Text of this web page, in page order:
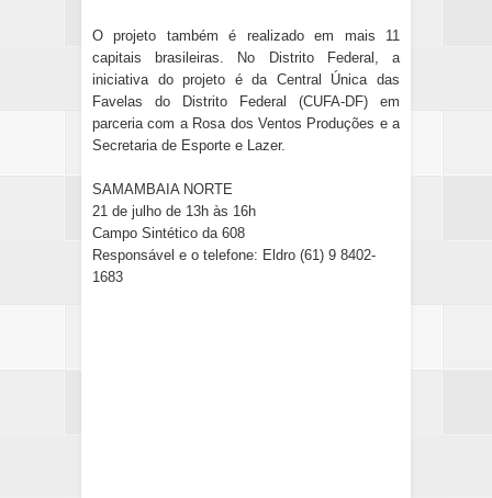
O projeto também é realizado em mais 11
capitais brasileiras. No Distrito Federal, a
iniciativa do projeto é da Central Única das
Favelas do Distrito Federal (CUFA-DF) em
parceria com a Rosa dos Ventos Produções e a
Secretaria de Esporte e Lazer.
SAMAMBAIA NORTE
21 de julho de 13h às 16h
Campo Sintético da 608
Responsável e o telefone: Eldro (61) 9 8402-
1683